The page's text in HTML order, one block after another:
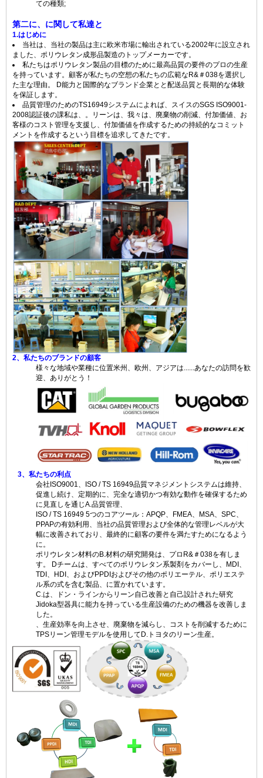
ての種類;
第二に、に関して私達と
1.はじめに
当社は、当社の製品は主に欧米市場に輸出されている2002年に設立され
ました、ポリウレタン成形品製造のトップメーカーです。
私たちはポリウレタン製品の目標のために最高品質の要件のプロの生産
を持っています。顧客が私たちの空想の私たちの広範なR&＃038を選択し
た主な理由。 D能力と国際的なブランド企業とと配送品質と長期的な体験
を保証します。
品質管理のためのTS16949システムによれば、スイスのSGS ISO9001-
2008認証後の課私は、。リーンは、我々は、廃棄物の削減、付加価値、お
客様のコスト管理を支援し、付加価値を作成するための持続的なコミット
メントを作成するという目標を追求してきたです。
2、私たちのブランドの顧客
様々な地域や業種に位置米州、欧州、アジアは......あなたの訪問を歓
迎、ありがとう！
3、私たちの利点
会社ISO9001、ISO / TS 16949品質マネジメントシステムは維持、
促進し続け、定期的に、完全な適切かつ有効な動作を確保するため
に見直しを通じA.品質管理、
ISO / TS 16949 5つのコアツール：APQP、FMEA、MSA、SPC、
PPAPの有効利用、当社の品質管理および全体的な管理レベルが大
幅に改善されており、最終的に顧客の要件を満たすためになるよう
に。
ポリウレタン材料のB.材料の研究開発は、プロR&＃038を有しま
す。 Dチームは、すべてのポリウレタン系製剤をカバーし、MDI、
TDI、HDI、およびPPDIおよびその他のポリエーテル、ポリエステ
ル系の式を含む製品、に置かれています。
C.は、ドン・ラインからリーン自己改善と自己設計された研究
Jidoka型器具に能力を持っている生産設備のための機器を改善しま
した。
、生産効率を向上させ、廃棄物を減らし、コストを削減するために
TPSリーン管理モデルを使用してD.トヨタのリーン生産。